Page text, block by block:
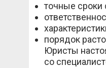
точные сроки
порядок
Юристы
со